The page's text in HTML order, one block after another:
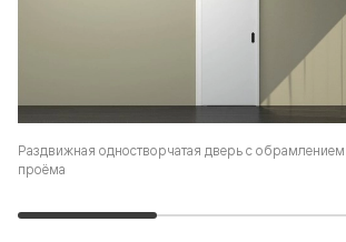
Раздвижная одностворчатая дверь с обрамлением
проёма